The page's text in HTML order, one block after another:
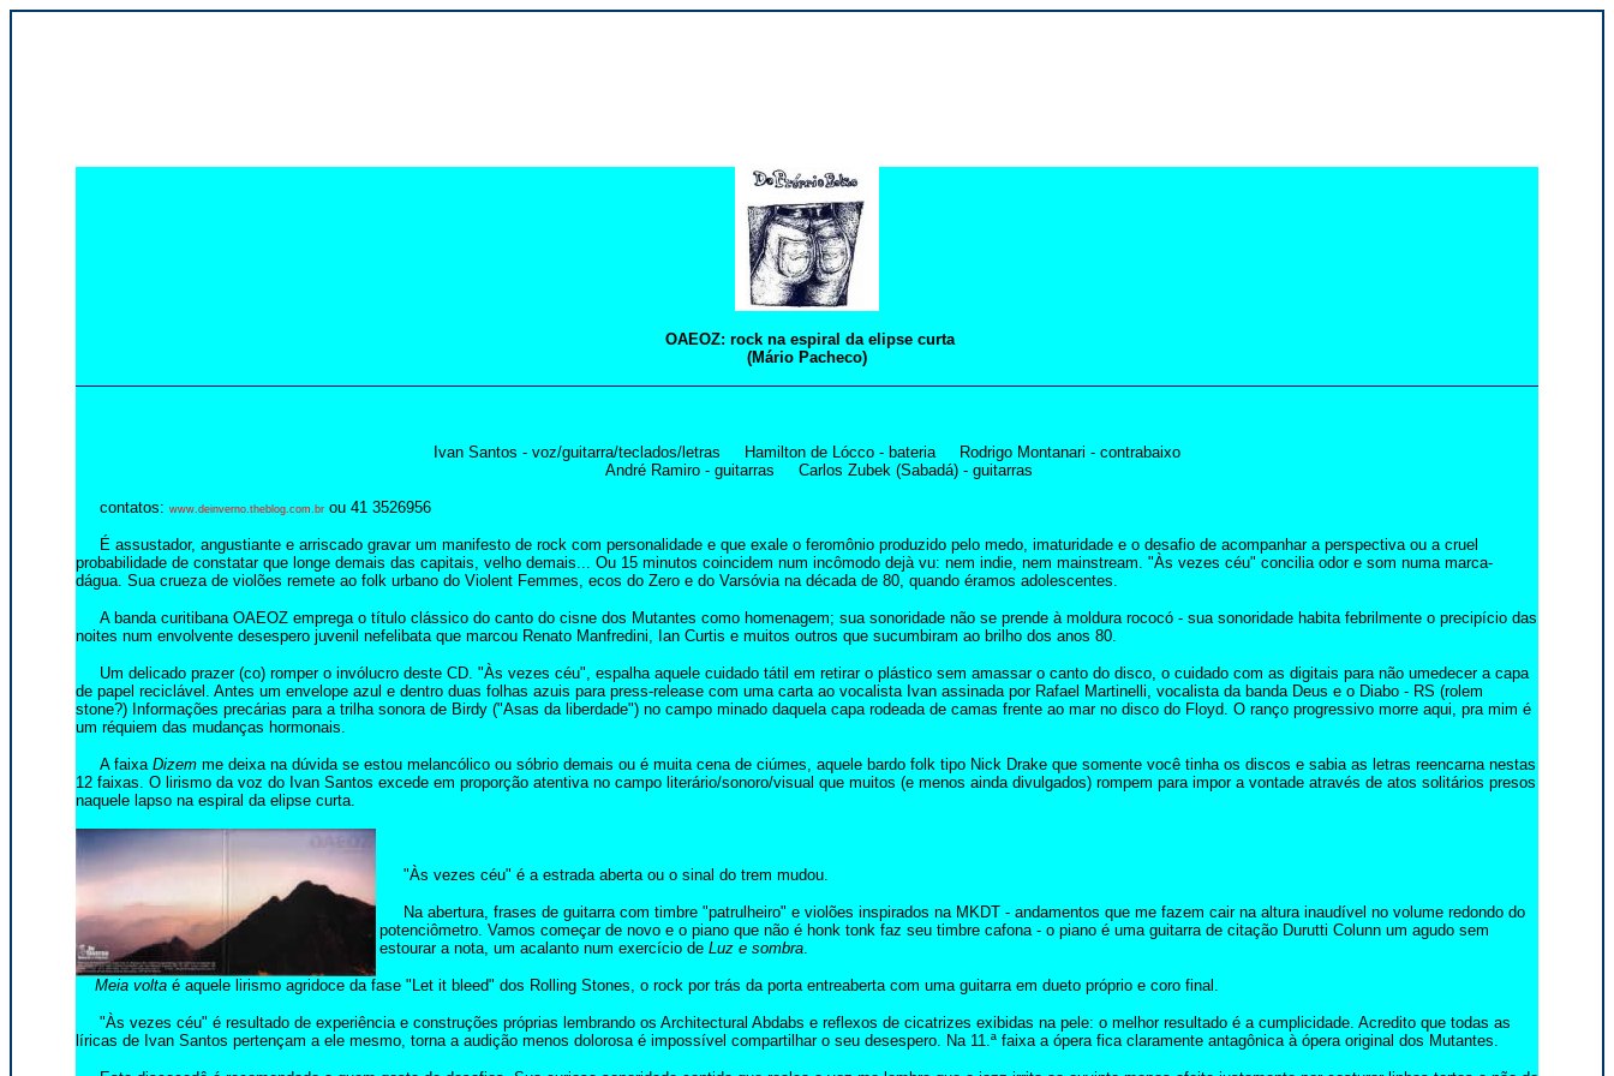
OAEOZ: rock na espiral da elipse curta
(Mário Pacheco)
Ivan Santos - voz/guitarra/teclados/letras Hamilton de Lócco - bateria Rodrigo Montanari - contrabaixo
André Ramiro - guitarras Carlos Zubek (Sabadá) - guitarras
contatos: www.deinverno.theblog.com.br ou 41 3526956
É assustador, angustiante e arriscado gravar um manifesto de rock com personalidade e que exale o feromônio produzido pelo medo, imaturidade e o desafio de acompanhar a perspectiva ou a cruel
probabilidade de constatar que longe demais das capitais, velho demais... Ou 15 minutos coincidem num incômodo dejà vu: nem indie, nem mainstream. "Às vezes céu" concilia odor e som numa marca-
dágua. Sua crueza de violões remete ao folk urbano do Violent Femmes, ecos do Zero e do Varsóvia na década de 80, quando éramos adolescentes.
A banda curitibana OAEOZ emprega o título clássico do canto do cisne dos Mutantes como homenagem; sua sonoridade não se prende à moldura rococó - sua sonoridade habita febrilmente o precipício das
noites num envolvente desespero juvenil nefelibata que marcou Renato Manfredini, Ian Curtis e muitos outros que sucumbiram ao brilho dos anos 80.
Um delicado prazer (co) romper o invólucro deste CD. "Às vezes céu", espalha aquele cuidado tátil em retirar o plástico sem amassar o canto do disco, o cuidado com as digitais para não umedecer a capa
de papel reciclável. Antes um envelope azul e dentro duas folhas azuis para press-release com uma carta ao vocalista Ivan assinada por Rafael Martinelli, vocalista da banda Deus e o Diabo - RS (rolem
stone?) Informações precárias para a trilha sonora de Birdy ("Asas da liberdade") no campo minado daquela capa rodeada de camas frente ao mar no disco do Floyd. O ranço progressivo morre aqui, pra mim é
um réquiem das mudanças hormonais.
A faixa Dizem me deixa na dúvida se estou melancólico ou sóbrio demais ou é muita cena de ciúmes, aquele bardo folk tipo Nick Drake que somente você tinha os discos e sabia as letras reencarna nestas
12 faixas. O lirismo da voz do Ivan Santos excede em proporção atentiva no campo literário/sonoro/visual que muitos (e menos ainda divulgados) rompem para impor a vontade através de atos solitários presos
naquele lapso na espiral da elipse curta.
"Às vezes céu" é a estrada aberta ou o sinal do trem mudou.
Na abertura, frases de guitarra com timbre "patrulheiro" e violões inspirados na MKDT - andamentos que me fazem cair na altura inaudível no volume redondo do
potenciômetro. Vamos começar de novo e o piano que não é honk tonk faz seu timbre cafona - o piano é uma guitarra de citação Durutti Colunn um agudo sem
estourar a nota, um acalanto num exercício de Luz e sombra.
Meia volta é aquele lirismo agridoce da fase "Let it bleed" dos Rolling Stones, o rock por trás da porta entreaberta com uma guitarra em dueto próprio e coro final.
"Às vezes céu" é resultado de experiência e construções próprias lembrando os Architectural Abdabs e reflexos de cicatrizes exibidas na pele: o melhor resultado é a cumplicidade. Acredito que todas as
líricas de Ivan Santos pertençam a ele mesmo, torna a audição menos dolorosa é impossível compartilhar o seu desespero. Na 11.ª faixa a ópera fica claramente antagônica à ópera original dos Mutantes.